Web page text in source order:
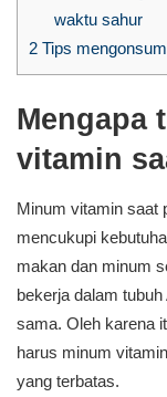
waktu sahur
2 Tips
Mengapa
vitamin
Minum vitamin saat
mencukupi
makan dan minum
bekerja dalam
sama. Oleh karena
harus minum
yang terbatas.